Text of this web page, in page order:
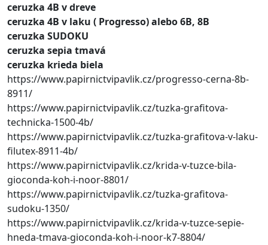
ceruzka 4B v dreve
ceruzka 4B v laku ( Progresso) alebo 6B, 8B
ceruzka SUDOKU
ceruzka sepia tmavá
ceruzka krieda biela
https://www.papirnictvipavlik.cz/progresso-cerna-8b-
8911/
https://www.papirnictvipavlik.cz/tuzka-grafitova-
technicka-1500-4b/
https://www.papirnictvipavlik.cz/tuzka-grafitova-v-laku-
filutex-8911-4b/
https://www.papirnictvipavlik.cz/krida-v-tuzce-bila-
gioconda-koh-i-noor-8801/
https://www.papirnictvipavlik.cz/tuzka-grafitova-
sudoku-1350/
https://www.papirnictvipavlik.cz/krida-v-tuzce-sepie-
hneda-tmava-gioconda-koh-i-noor-k7-8804/